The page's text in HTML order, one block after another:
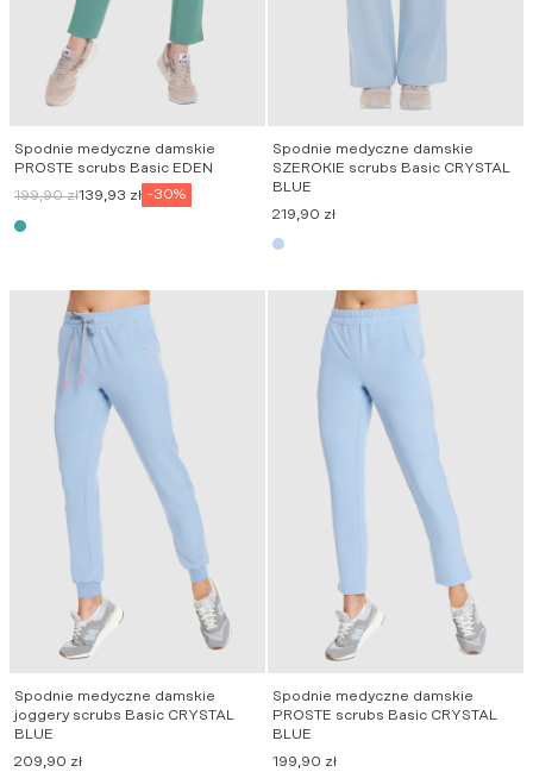
Spodnie medyczne damskie
PROSTE scrubs Basic EDEN
199,90zł
Pierwotna
wynosiła:
139,93 zł
Aktualna
wynosi:
-30%
Spodnie medyczne damskie
SZEROKIE scrubs Basic CRYSTAL
BLUE
219,90 zł
Spodnie medyczne damskie
joggery scrubs Basic CRYSTAL
BLUE
209,90 zł
Spodnie medyczne damskie
PROSTE scrubs Basic CRYSTAL
BLUE
199,90 zł